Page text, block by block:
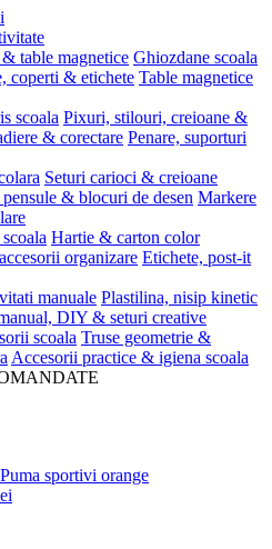
table magnetice Ghiozdane scoala
coperti & etichete Table magnetice
scoala Pixuri, stilouri, creioane &
& corectare Penare, suporturi
Seturi carioci & creioane
& blocuri de desen Markere
Hartie & carton color
organizare Etichete, post-it
manuale Plastilina, nisip kinetic
DIY & seturi creative
scoala Truse geometrie &
Accesorii practice & igiena scoala
sportivi orange